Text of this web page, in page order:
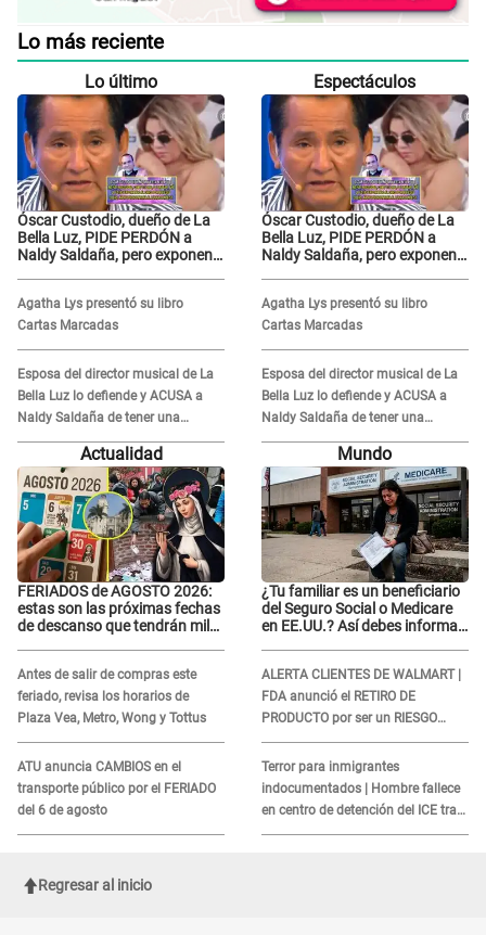
Lo más reciente
Lo último
Óscar Custodio, dueño de La
Bella Luz, PIDE PERDÓN a
Naldy Saldaña, pero exponen
grabar"
Agatha Lys presentó su libro
Cartas Marcadas
Esposa del director musical de La
Bella Luz lo defiende y ACUSA a
Naldy Saldaña de tener una
relación con él y otros integrantes
Espectáculos
Óscar Custodio, dueño de La
Bella Luz, PIDE PERDÓN a
Naldy Saldaña, pero exponen
grabar"
Agatha Lys presentó su libro
Cartas Marcadas
Esposa del director musical de La
Bella Luz lo defiende y ACUSA a
Naldy Saldaña de tener una
relación con él y otros integrantes
Actualidad
FERIADOS de AGOSTO 2026:
estas son las próximas fechas
de descanso que tendrán miles
Antes de salir de compras este
feriado, revisa los horarios de
Plaza Vea, Metro, Wong y Tottus
ATU anuncia CAMBIOS en el
transporte público por el FERIADO
del 6 de agosto
Mundo
¿Tu familiar es un beneficiario
del Seguro Social o Medicare
en EE.UU.? Así debes informar
ALERTA CLIENTES DE WALMART |
FDA anunció el RETIRO DE
PRODUCTO por ser un RIESGO
MORTAL para consumidores: ¿Cuál
es?
Terror para inmigrantes
indocumentados | Hombre fallece
en centro de detención del ICE tras
sufrir una "emergencia médica"
Regresar al inicio